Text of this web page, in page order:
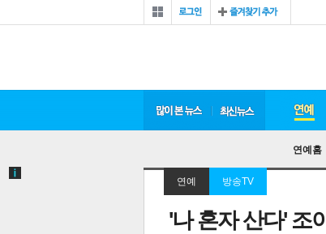
연예홈
연예 방송TV
'나 혼자 산다' 조